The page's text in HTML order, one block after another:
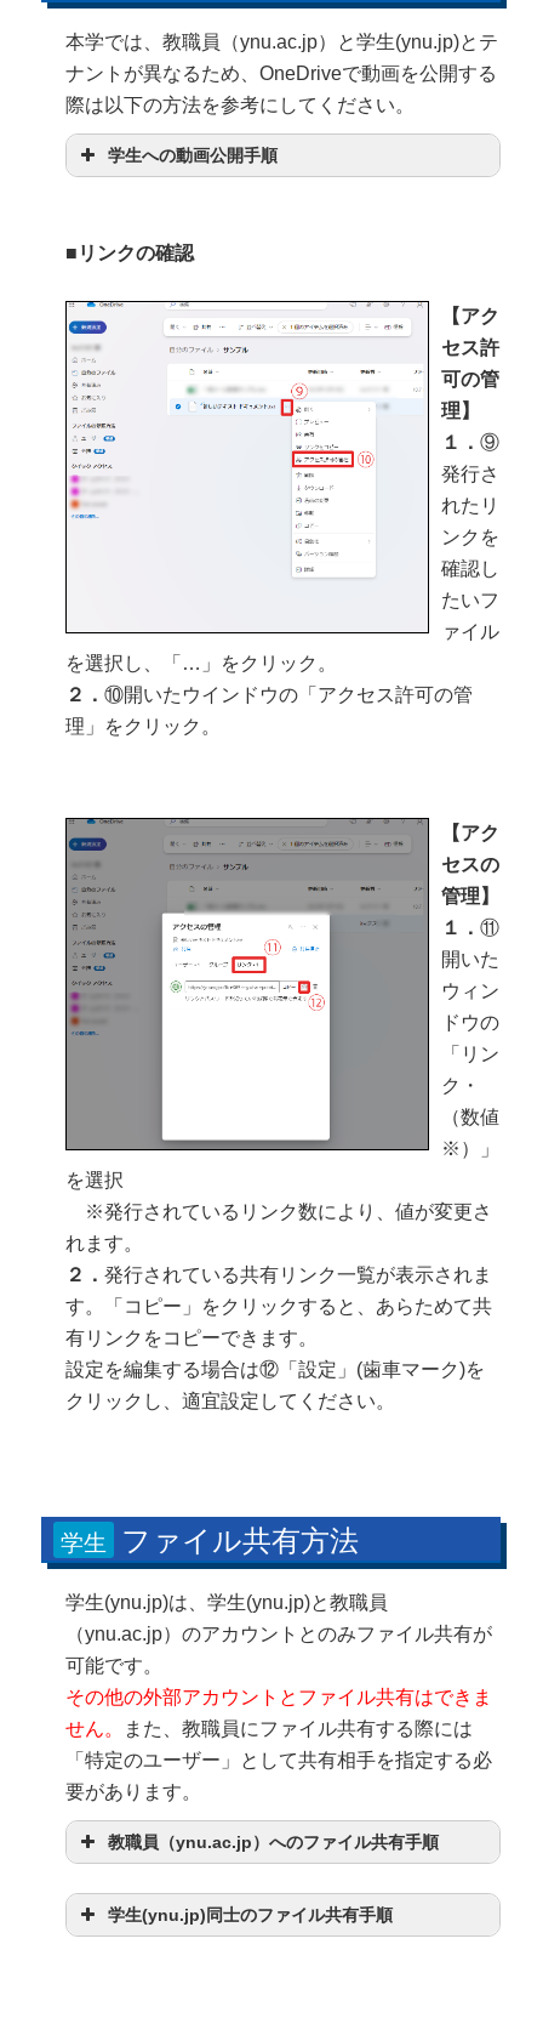
本学では、教職員（ynu.ac.jp）と学生(ynu.jp)とテ
ナントが異なるため、OneDriveで動画を公開する
際は以下の方法を参考にしてください。
学生への動画公開手順
■リンクの確認
【アク
セス許
可の管
理】
１．⑨
発行さ
れたリ
ンクを
確認し
たいフ
ァイル
を選択し、「…」をクリック。
２．⑩開いたウインドウの「アクセス許可の管
理」をクリック。
【アク
セスの
管理】
１．⑪
開いた
ウィン
ドウの
「リン
ク・
（数値
※）」
を選択
※発行されているリンク数により、値が変更さ
れます。
２．発行されている共有リンク一覧が表示されま
す。「コピー」をクリックすると、あらためて共
有リンクをコピーできます。
設定を編集する場合は⑫「設定」(歯車マーク)を
クリックし、適宜設定してください。
学生 ファイル共有方法
学生(ynu.jp)は、学生(ynu.jp)と教職員
（ynu.ac.jp）のアカウントとのみファイル共有が
可能です。
その他の外部アカウントとファイル共有はできま
せん。
また、教職員にファイル共有する際には
「特定のユーザー」として共有相手を指定する必
要があります。
教職員（ynu.ac.jp）へのファイル共有手順
学生(ynu.jp)同士のファイル共有手順